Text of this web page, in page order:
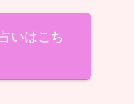
いはこち